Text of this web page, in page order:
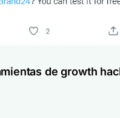
de growth